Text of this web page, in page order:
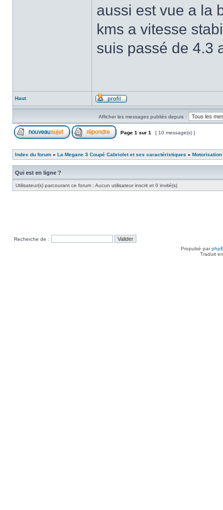
aussi est vue a la
kms a vitesse
suis passé de 4.3
Haut
Afficher les messages publiés depuis :
Page 1 sur 1 [ 10 message(s) ]
Index du forum » La Megane 3 Coupé Cabriolet et ses caractéristiques » Motorisation
Qui est en ligne ?
Utilisateur(s) parcourant ce forum : Aucun utilisateur inscrit et 0 invité(s)
Recherche de :
Propulsé par
Traduit